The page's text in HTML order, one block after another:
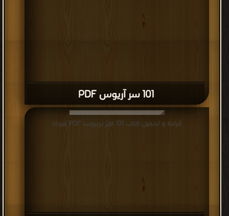
101 سر آريوس PDF
قراءة و تحميل كتاب 101 لغز بربروسا PDF مجانا